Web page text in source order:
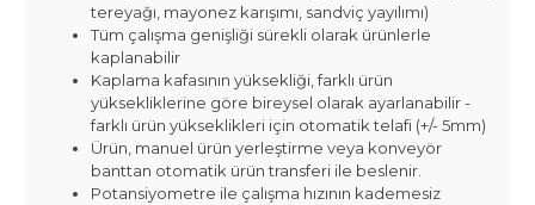
tereyağı, mayonez karışımı, sandviç yayılımı)
Tüm çalışma genişliği sürekli olarak ürünlerle
kaplanabilir
Kaplama kafasının yüksekliği, farklı ürün
yüksekliklerine göre bireysel olarak ayarlanabilir -
farklı ürün yükseklikleri için otomatik telafi (+/- 5mm)
Ürün, manuel ürün yerleştirme veya konveyör
banttan otomatik ürün transferi ile beslenir.
Potansiyometre ile çalışma hızının kademesiz